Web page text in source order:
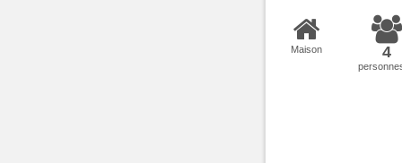
Maison 4